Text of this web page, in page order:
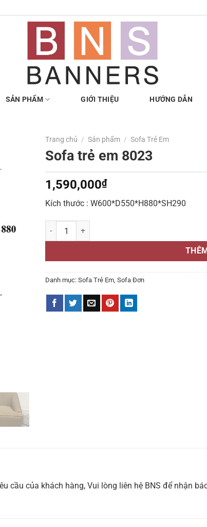
SẢN PHẨM GIỚI THIỆU HƯỚNG DẪN
Trang chủ / Sản phẩm / Sofa Trẻ Em
Sofa trẻ em 8023
1,590,000₫
Kích thước : W600*D550*H880*SH290
Sofa trẻ em 8023 số lượng
Danh mục:Sofa Trẻ Em,Sofa Đơn
cầu của khách hàng, Vui lòng liên hệ BNS để nhận